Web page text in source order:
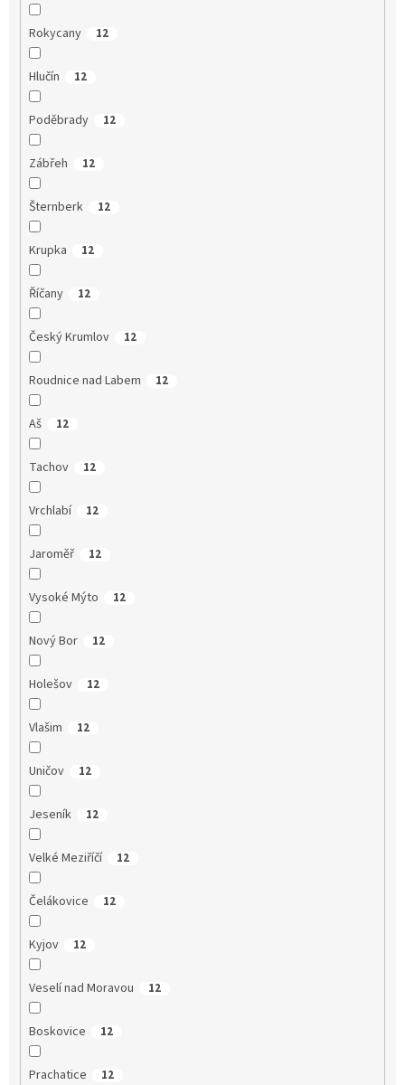
Rokycany 12
Hlučín 12
Poděbrady 12
Zábřeh 12
Šternberk 12
Krupka 12
Říčany 12
Český Krumlov 12
Roudnice nad Labem 12
Aš 12
Tachov 12
Vrchlabí 12
Jaroměř 12
Vysoké Mýto 12
Nový Bor 12
Holešov 12
Vlašim 12
Uničov 12
Jeseník 12
Velké Meziříčí 12
Čelákovice 12
Kyjov 12
Veselí nad Moravou 12
Boskovice 12
Prachatice 12